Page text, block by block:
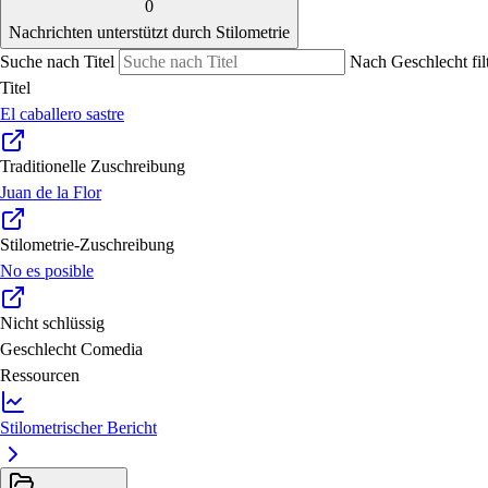
0
Nachrichten unterstützt durch Stilometrie
Suche nach Titel
Nach Geschlecht
Titel
El caballero sastre
Traditionelle Zuschreibung
Juan de la Flor
Stilometrie-Zuschreibung
No es posible
Nicht schlüssig
Geschlecht Comedia
Ressourcen
Stilometrischer Bericht